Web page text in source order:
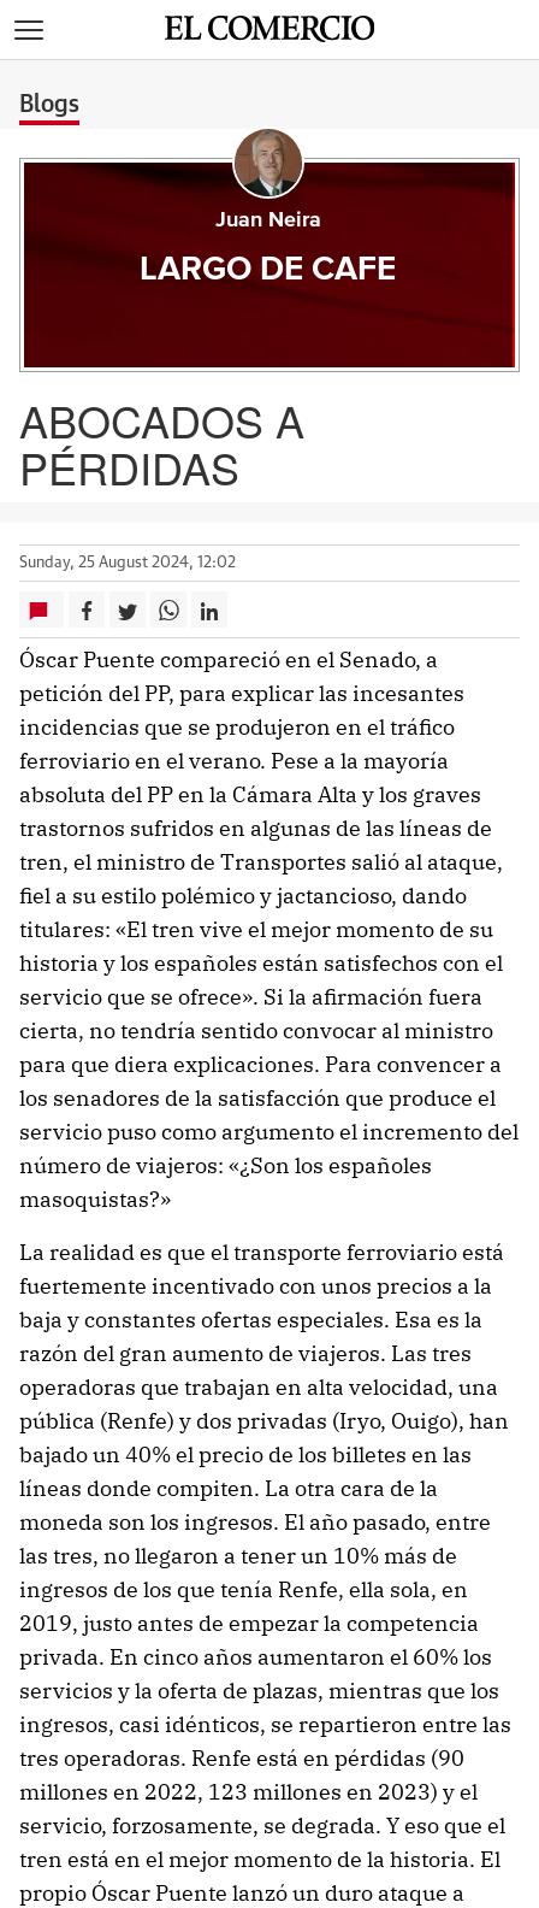
Blogs
Juan Neira
LARGO DE CAFE
ABOCADOS A
PÉRDIDAS
Sunday, 25 August 2024, 12:02
Óscar Puente compareció en el Senado, a
petición del PP, para explicar las incesantes
incidencias que se produjeron en el tráfico
ferroviario en el verano. Pese a la mayoría
absoluta del PP en la Cámara Alta y los graves
trastornos sufridos en algunas de las líneas de
tren, el ministro de Transportes salió al ataque,
fiel a su estilo polémico y jactancioso, dando
titulares: «El tren vive el mejor momento de su
historia y los españoles están satisfechos con el
servicio que se ofrece». Si la afirmación fuera
cierta, no tendría sentido convocar al ministro
para que diera explicaciones. Para convencer a
los senadores de la satisfacción que produce el
servicio puso como argumento el incremento del
número de viajeros: «¿Son los españoles
masoquistas?»
La realidad es que el transporte ferroviario está
fuertemente incentivado con unos precios a la
baja y constantes ofertas especiales. Esa es la
razón del gran aumento de viajeros. Las tres
operadoras que trabajan en alta velocidad, una
pública (Renfe) y dos privadas (Iryo, Ouigo), han
bajado un 40% el precio de los billetes en las
líneas donde compiten. La otra cara de la
moneda son los ingresos. El año pasado, entre
las tres, no llegaron a tener un 10% más de
ingresos de los que tenía Renfe, ella sola, en
2019, justo antes de empezar la competencia
privada. En cinco años aumentaron el 60% los
servicios y la oferta de plazas, mientras que los
ingresos, casi idénticos, se repartieron entre las
tres operadoras. Renfe está en pérdidas (90
millones en 2022, 123 millones en 2023) y el
servicio, forzosamente, se degrada. Y eso que el
tren está en el mejor momento de la historia. El
propio Óscar Puente lanzó un duro ataque a